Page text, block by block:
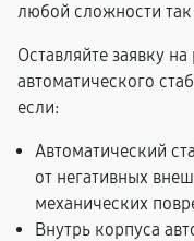
любой сложности
Оставляйте заявку
автоматического
если:
Автоматический
от негативных
механических
Внутрь корпуса